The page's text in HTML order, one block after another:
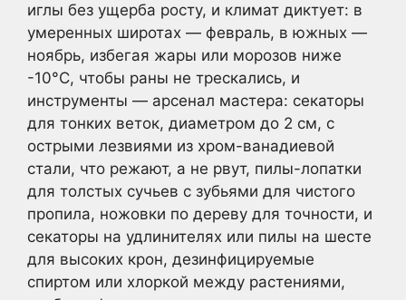
иглы без ущерба росту, и климат диктует: в
умеренных широтах — февраль, в южных —
ноябрь, избегая жары или морозов ниже
-10°C, чтобы раны не трескались, и
инструменты — арсенал мастера: секаторы
для тонких веток, диаметром до 2 см, с
острыми лезвиями из хром-ванадиевой
стали, что режают, а не рвут, пилы-лопатки
для толстых сучьев с зубьями для чистого
пропила, ножовки по дереву для точности, и
секаторы на удлинителях или пилы на шесте
для высоких крон, дезинфицируемые
спиртом или хлоркой между растениями,